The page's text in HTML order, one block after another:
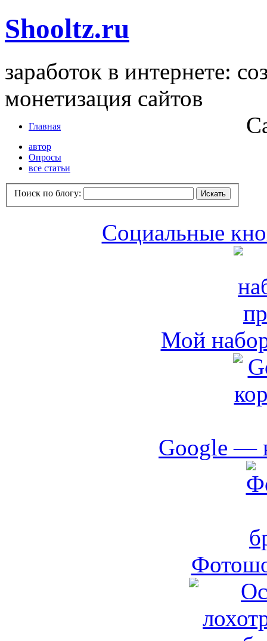
Shooltz.ru
заработок в интернете:
монетизация сайтов
Главная
автор
Опросы
все статьи
Поиск по блогу:
Социальные
Мой
Google —